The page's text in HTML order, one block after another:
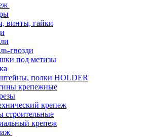
винты, гайки
гвозди
под метизы
полки НОLDER
крепежные
крепеж
строительные
крепеж